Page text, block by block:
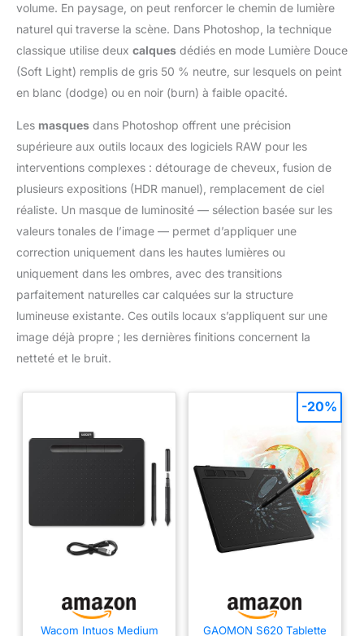
volume. En paysage, on peut renforcer le chemin de lumière
naturel qui traverse la scène. Dans Photoshop, la technique
classique utilise deux calques dédiés en mode Lumière Douce
(Soft Light) remplis de gris 50 % neutre, sur lesquels on peint
en blanc (dodge) ou en noir (burn) à faible opacité.
Les masques dans Photoshop offrent une précision
supérieure aux outils locaux des logiciels RAW pour les
interventions complexes : détourage de cheveux, fusion de
plusieurs expositions (HDR manuel), remplacement de ciel
réaliste. Un masque de luminosité — sélection basée sur les
valeurs tonales de l’image — permet d’appliquer une
correction uniquement dans les hautes lumières ou
uniquement dans les ombres, avec des transitions
parfaitement naturelles car calquées sur la structure
lumineuse existante. Ces outils locaux s’appliquent sur une
image déjà propre ; les dernières finitions concernent la
netteté et le bruit.
Wacom Intuos Medium
GAOMON S620 Tablette
-20%